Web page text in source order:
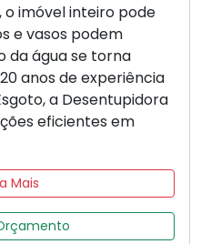
imóvel inteiro pode
e vasos podem
da água se torna
anos de experiência
a Desentupidora
eficientes em
Mais